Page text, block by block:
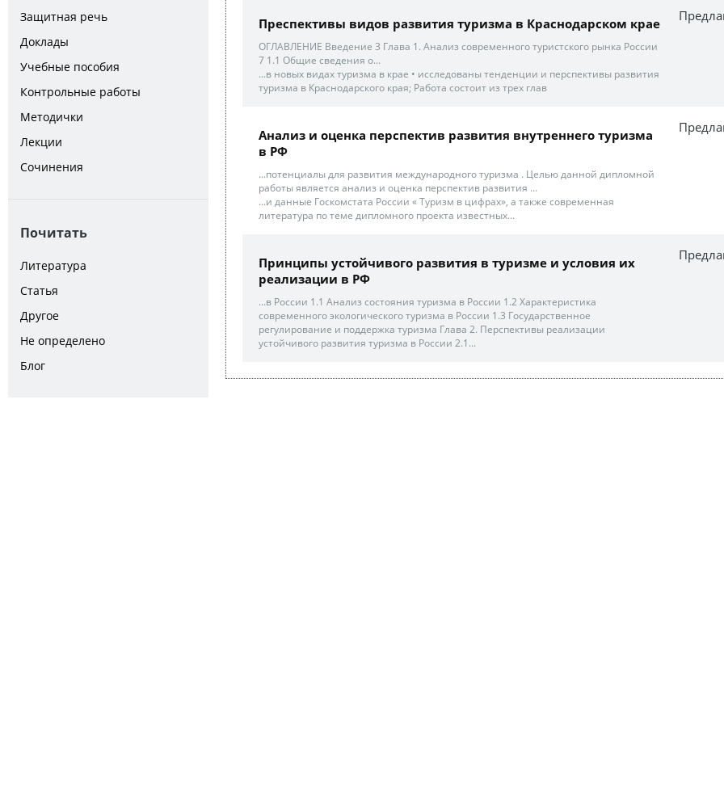
Защитная речь
Доклады
Учебные пособия
Контрольные работы
Методички
Лекции
Сочинения
Почитать
Литература
Статья
Другое
Не определено
Блог
Преспективы видов развития туризма в Краснодарском крае
ОГЛАВЛЕНИЕ Введение 3 Глава 1. Анализ современного туристского рынка России
7 1.1 Общие сведения о...
...в новых видах туризма в крае • исследованы тенденции и перспективы развития
туризма в Краснодарского края; Работа состоит из трех глав
Анализ и оценка перспектив развития внутреннего туризма
в РФ
...потенциалы для развития международного туризма . Целью данной дипломной
работы является анализ и оценка перспектив развития ...
...и данные Госкомстата России « Туризм в цифрах», а также современная
литература по теме дипломного проекта известных...
Принципы устойчивого развития в туризме и условия их
реализации в РФ
...в России 1.1 Анализ состояния туризма в России 1.2 Характеристика
современного экологического туризма в России 1.3 Государственное
регулирование и поддержка туризма Глава 2. Перспективы реализации
устойчивого развития туризма в России 2.1...